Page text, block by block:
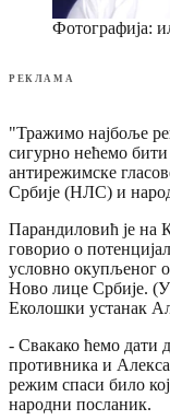
Фотографија:
РЕКЛАМА
"Тражимо најбоље
сигурно нећемо бити
антирежимске
Србије (НЛС) и
Парандиловић је на
говорио о
условно окупљеног
Ново лице Србије.
Еколошки устанак
- Свакако ћемо дати
противника и
режим спаси било
народни посланик.